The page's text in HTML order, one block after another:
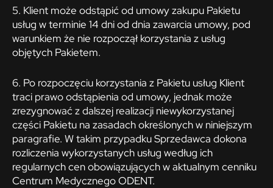
5. Klient może odstąpić od umowy zakupu Pakietu
usług w terminie 14 dni od dnia zawarcia umowy, pod
warunkiem że nie rozpoczął korzystania z usług
objętych Pakietem.
6. Po rozpoczęciu korzystania z Pakietu usług Klient
traci prawo odstąpienia od umowy, jednak może
zrezygnować z dalszej realizacji niewykorzystanej
części Pakietu na zasadach określonych w niniejszym
paragrafie. W takim przypadku Sprzedawca dokona
rozliczenia wykorzystanych usług według ich
regularnych cen obowiązujących w aktualnym cenniku
Centrum Medycznego ODENT.